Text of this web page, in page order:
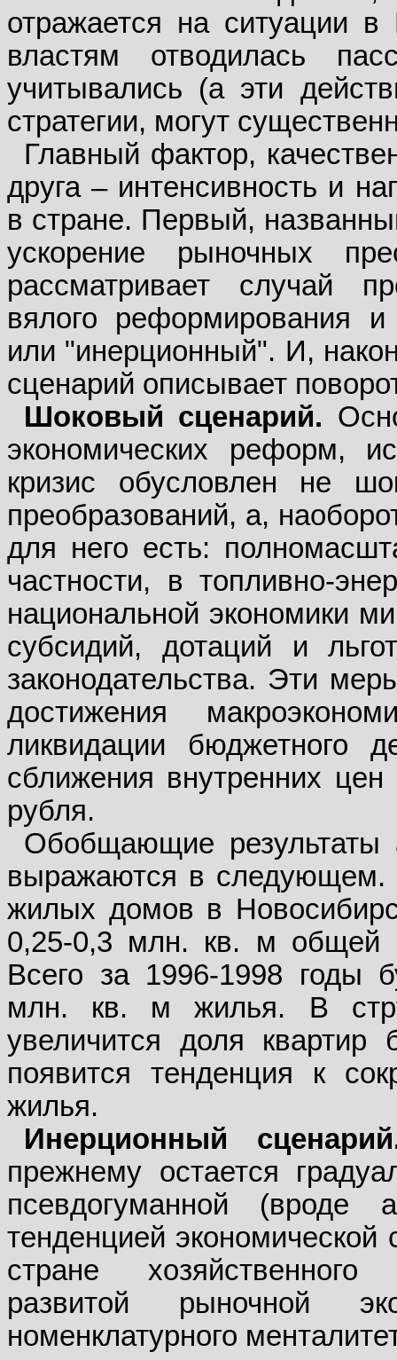
отражается на ситуации в
властям отводилась
учитывались (а эти
стратегии, могут
Главный фактор,
друга – интенсивность и
в стране. Первый,
ускорение рыночных
рассматривает случай
вялого реформирования и
или "инерционный". И,
сценарий описывает
Шоковый сценарий.
экономических реформ,
кризис обусловлен не
преобразований, а,
для него есть:
частности, в топливно-
национальной экономики
субсидий, дотаций и
законодательства. Эти
достижения
ликвидации бюджетного
сближения внутренних
рубля.
Обобщающие результаты
выражаются в следующем.
жилых домов в
0,25-0,3 млн. кв. м общей
Всего за 1996-1998 годы
млн. кв. м жилья. В
увеличится доля квартир
появится тенденция к
жилья.
Инерционный
прежнему остается
псевдогуманной
тенденцией
стране хозяйственного
развитой рыночной
номенклатурного